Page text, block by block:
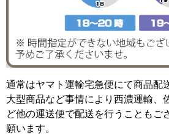
通常はヤマト運輸宅急便にて商品配
大型商品など事情により西濃運輸、
ど他の運送便で配送を行うこともご
願います。